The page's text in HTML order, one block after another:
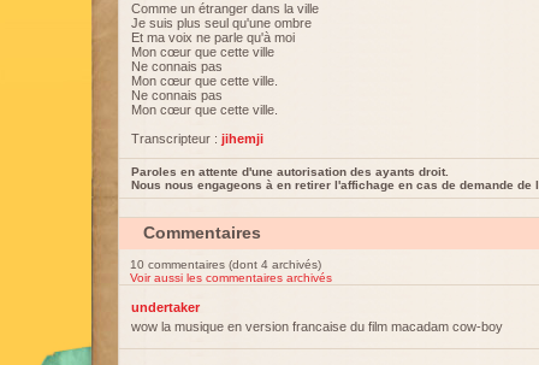
Comme un étranger dans la ville
Je suis plus seul qu'une ombre
Et ma voix ne parle qu'à moi
Mon cœur que cette ville
Ne connais pas
Mon cœur que cette ville.
Ne connais pas
Mon cœur que cette ville.
Transcripteur : jihemji
Paroles en attente d'une autorisation des ayants droit.
Nous nous engageons à en retirer l'affichage en cas de demande de
Commentaires
10 commentaires (dont 4 archivés)
Voir aussi les commentaires archivés
undertaker
wow la musique en version francaise du film macadam cow-boy